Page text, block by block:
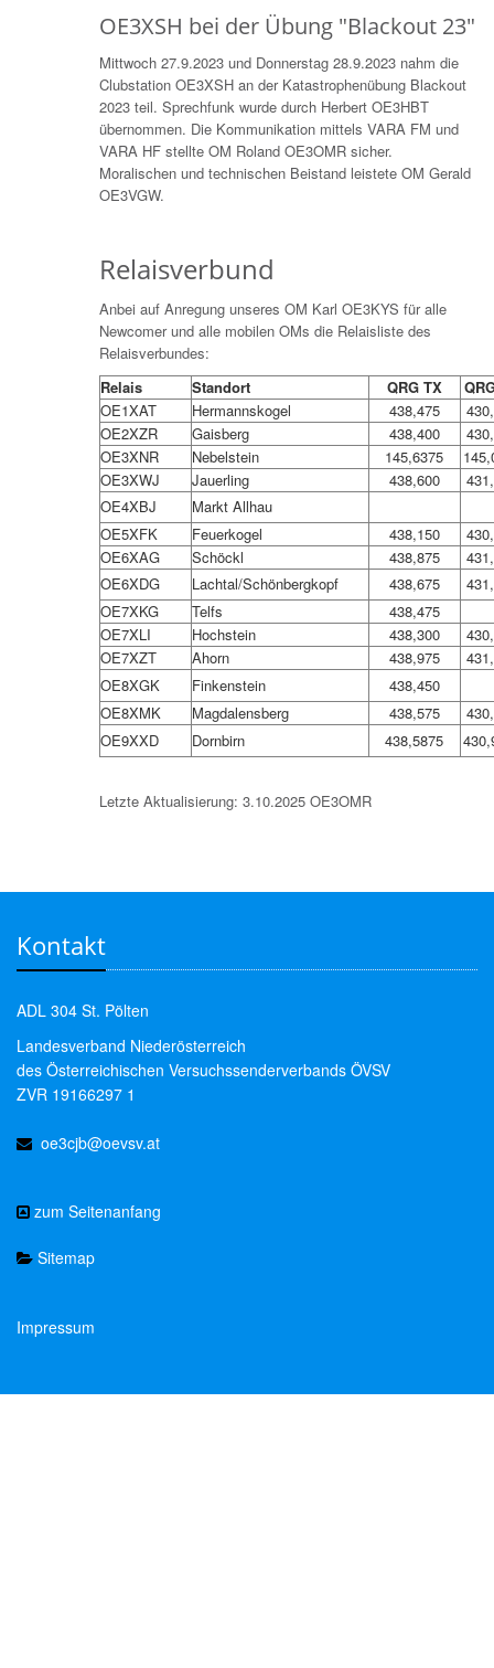
OE3XSH bei der Übung "Blackout 23"
Mittwoch 27.9.2023 und Donnerstag 28.9.2023 nahm die
Clubstation OE3XSH an der Katastrophenübung Blackout
2023 teil. Sprechfunk wurde durch Herbert OE3HBT
übernommen. Die Kommunikation mittels VARA FM und
VARA HF stellte OM Roland OE3OMR sicher.
Moralischen und technischen Beistand leistete OM Gerald
OE3VGW.
Relaisverbund
Anbei auf Anregung unseres OM Karl OE3KYS für alle
Newcomer und alle mobilen OMs die Relaisliste des
Relaisverbundes:
Relais
Standort QRG TX
OE1XAT
Hermannskogel 438,475
OE2XZR
Gaisberg 438,400
OE3XNR
Nebelstein 145,6375
OE3XWJ
Jauerling 438,600
OE4XBJ
Markt Allhau
OE5XFK
Feuerkogel 438,150
OE6XAG
Schöckl 438,875
OE6XDG
Lachtal/Schönbergkopf 438,675
OE7XKG
Telfs
438,475
OE7XLI
Hochstein 438,300
OE7XZT
Ahorn 438,975
OE8XGK
Finkenstein
438,450
OE8XMK
Magdalensberg 438,575
OE9XXD
Dornbirn 438,5875
Letzte Aktualisierung: 3.10.2025 OE3OMR
Kontakt
ADL 304 St. Pölten
Landesverband Niederösterreich
des Österreichischen Versuchssenderverbands ÖVSV
ZVR 19166297 1
oe3cjb@oevsv.at
zum Seitenanfang
Sitemap
Impressum